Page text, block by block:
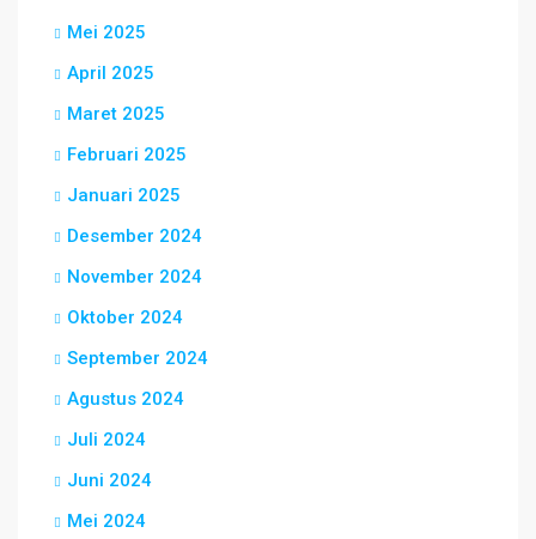
Mei 2025
April 2025
Maret 2025
Februari 2025
Januari 2025
Desember 2024
November 2024
Oktober 2024
September 2024
Agustus 2024
Juli 2024
Juni 2024
Mei 2024